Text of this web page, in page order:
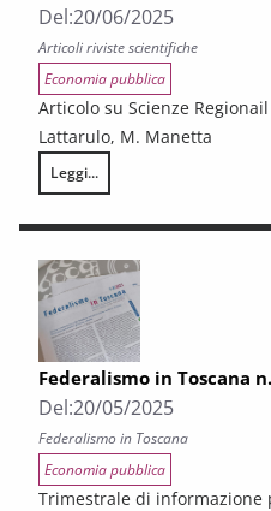
Del:20/06/2025
Articoli riviste scientifiche
Economia pubblica
Articolo su Scienze
Lattarulo, M. Manetta
Leggi...
Investments for Urban
Federalismo in Toscana
Del:20/05/2025
Federalismo in Toscana
Economia pubblica
Trimestrale di